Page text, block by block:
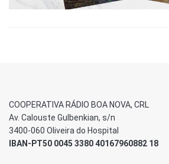
COOPERATIVA RÁDIO BOA NOVA, CRL
Av. Calouste Gulbenkian, s/n
3400-060 Oliveira do Hospital
IBAN-PT50 0045 3380 40167960882 18